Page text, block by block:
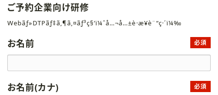
ご予約企業向け研修
Webãƒ»DTPãƒ‡ã‚¶ã‚¤ãƒ³ç§‘ï¼ˆå…¬å…±è·æ¥­è¨“ç·´ï¼‰
お名前 必須
お名前(カナ) 必須